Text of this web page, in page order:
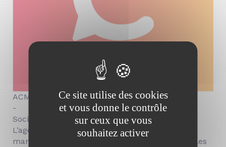
ACM
-
Social Media Manager
L’agence ACM, experte en community
management et marketing digital, partage sur les
Ce site utilise des cookies
et vous donne le contrôle
sur ceux que vous
souhaitez activer